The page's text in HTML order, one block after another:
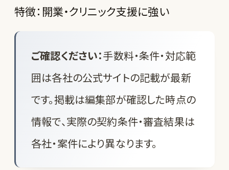
特徴：開業・クリニック支援に強い
ご確認ください：手数料・条件・対応範
囲は各社の公式サイトの記載が最新
です。掲載は編集部が確認した時点の
情報で、実際の契約条件・審査結果は
各社・案件により異なります。